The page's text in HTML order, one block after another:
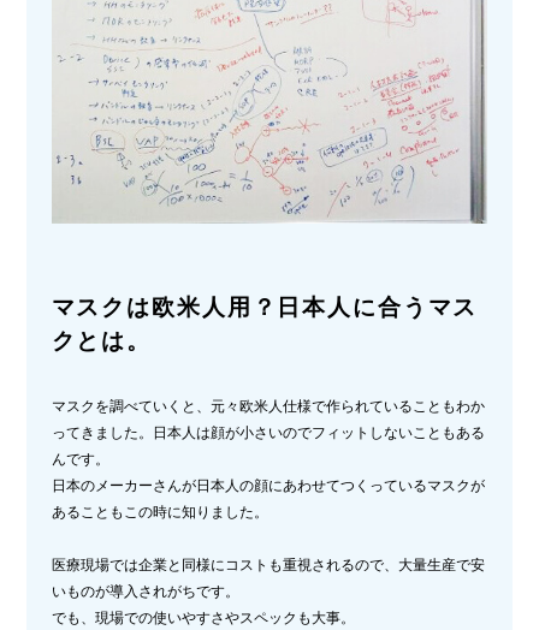
マスクは欧米人用？日本人に合うマス
クとは。
マスクを調べていくと、元々欧米人仕様で作られていることもわか
ってきました。日本人は顔が小さいのでフィットしないこともある
んです。
日本のメーカーさんが日本人の顔にあわせてつくっているマスクが
あることもこの時に知りました。
医療現場では企業と同様にコストも重視されるので、大量生産で安
いものが導入されがちです。
でも、現場での使いやすさやスペックも大事。